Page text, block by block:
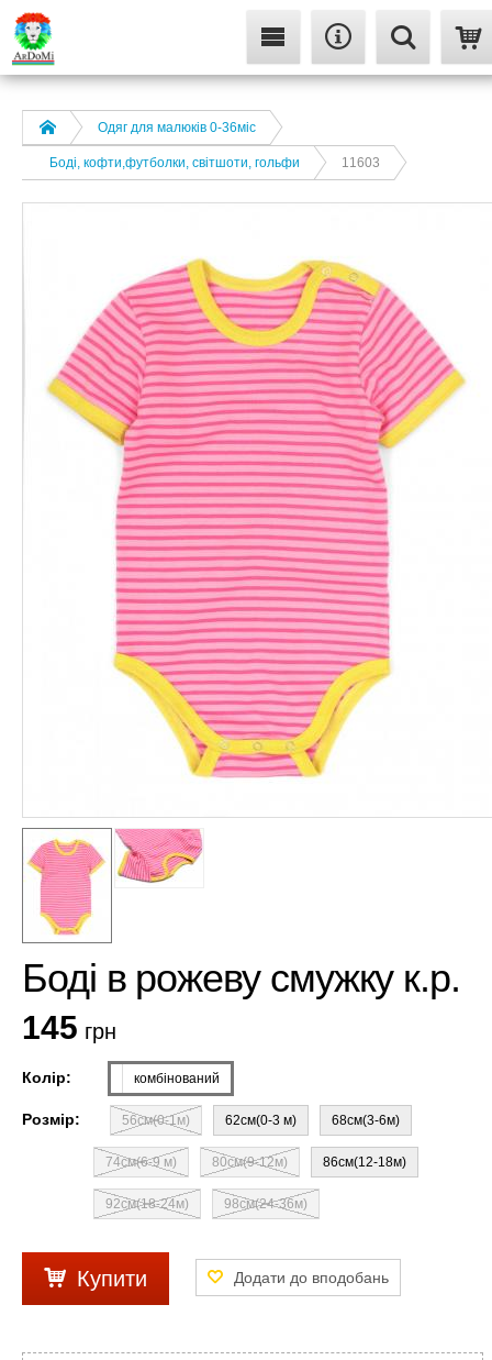
Одяг для малюків 0-36міс
Боді, кофти,футболки, світшоти, гольфи 11603
Боді в рожеву смужку к.р.
145 грн
Колір: комбінований
Розмір: 56см(0-1м) 62см(0-3 м) 68см(3-6м)
74см(6-9 м) 80см(9-12м) 86см(12-18м)
92см(18-24м) 98см(24-36м)
Купити